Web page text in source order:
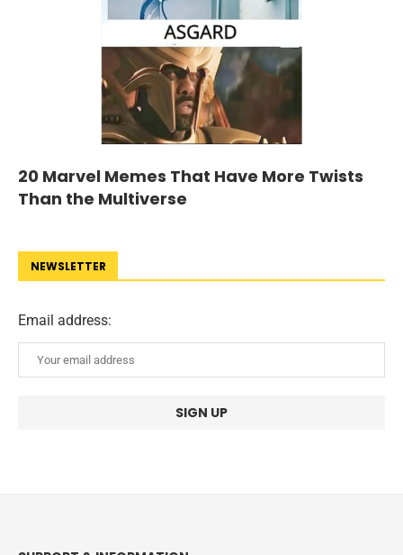
20 Marvel Memes That Have More Twists
Than the Multiverse
NEWSLETTER
Email address: